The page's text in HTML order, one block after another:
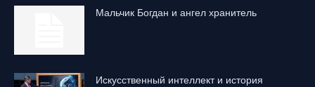
Mальчик Богдан и ангел хранитель
Искусственный интеллект и история